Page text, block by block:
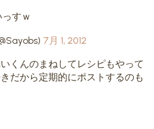
すｗ
7月 1, 2012
くんのまねしてレシピもやって
だから定期的にポストするのも